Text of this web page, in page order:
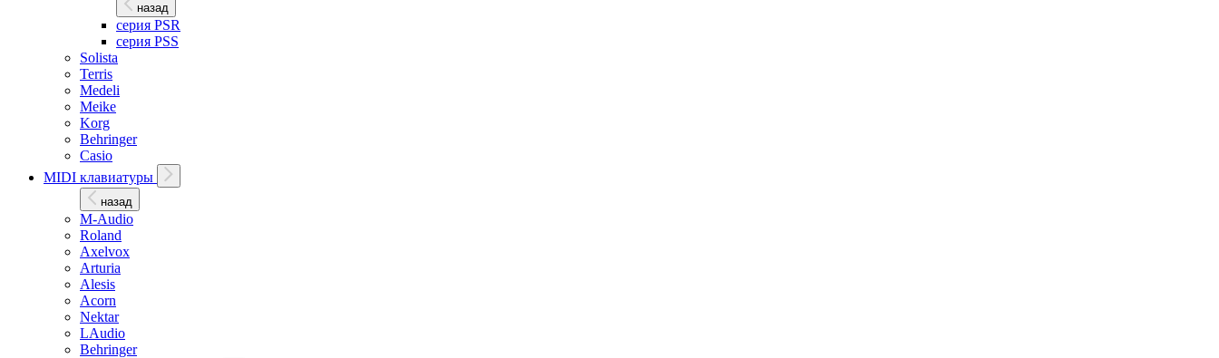
назад
серия PSR
серия PSS
Solista
Terris
Medeli
Meike
Korg
Behringer
Casio
MIDI клавиатуры
назад
M-Audio
Roland
Axelvox
Arturia
Alesis
Acorn
Nektar
LAudio
Behringer